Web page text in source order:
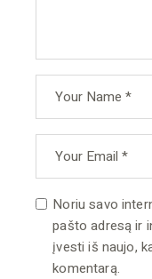
Noriu savo
pašto adresą ir
įvesti iš naujo,
komentarą.